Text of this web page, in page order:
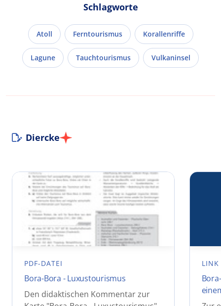
Schlagworte
Atoll Ferntourismus Korallenriffe
Lagune Tauchtourismus Vulkaninsel
Diercke
PDF-DATEI
Bora-Bora - Luxustourismus
Den didaktischen Kommentar zur
LINK